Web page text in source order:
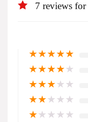
7 reviews for
★★★★★
★★★★★
★★★★★
★★★★★
★★★★★